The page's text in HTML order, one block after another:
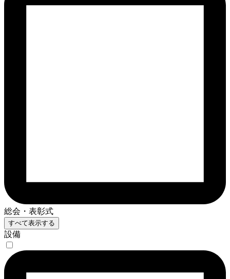
総会・表彰式
すべて表示する
設備